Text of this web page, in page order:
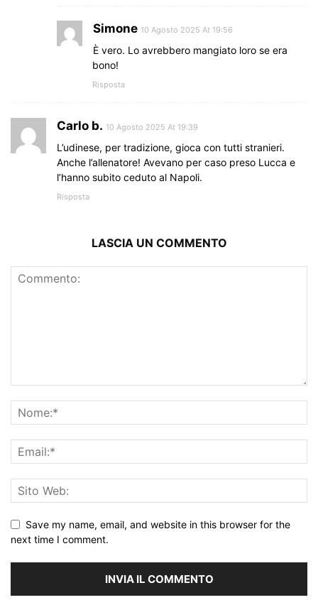
Simone 10 Agosto 2025 At 19:56
È vero. Lo avrebbero mangiato loro se era
bono!
Risposta
Carlo b. 10 Agosto 2025 At 19:39
L’udinese, per tradizione, gioca con tutti stranieri.
Anche l’allenatore! Avevano per caso preso Lucca e
l’hanno subito ceduto al Napoli.
Risposta
LASCIA UN COMMENTO
Save my name, email, and website in this browser for the
next time I comment.